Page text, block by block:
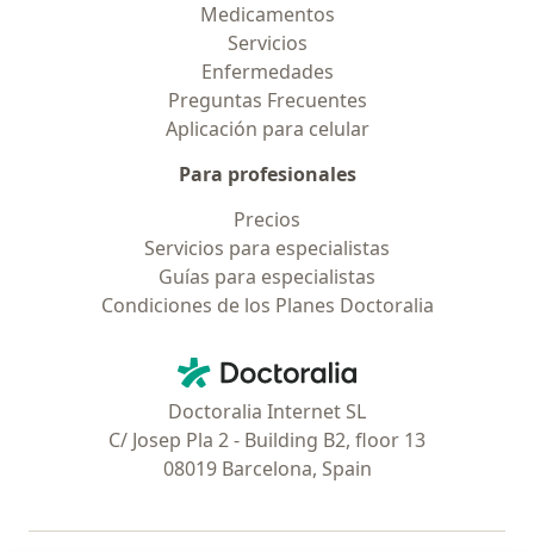
Medicamentos
Servicios
Enfermedades
Preguntas Frecuentes
Aplicación para celular
Para profesionales
Precios
Servicios para especialistas
Guías para especialistas
Condiciones de los Planes Doctoralia
Doctoralia - Página de inicio
Doctoralia Internet SL
C/ Josep Pla 2 - Building B2, floor 13
08019 Barcelona, Spain